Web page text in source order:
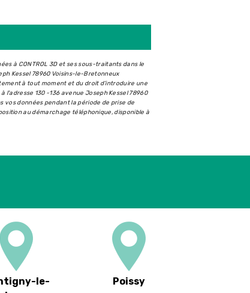
à CONTROL 3D et ses sous-traitants dans le
Kessel 78960 Voisins-le-Bretonneux
à tout moment et du droit d’introduire une
130 -136 avenue Joseph Kessel 78960
données pendant la période de prise de
au démarchage téléphonique, disponible à
le-
Poissy